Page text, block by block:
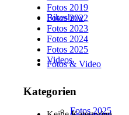
Bikeshow
Fotos & Video
Fotos 2025
Fotos 2019
Fotos 2022
Fotos 2023
Fotos 2024
Fotos 2025
Videos
Kategorien